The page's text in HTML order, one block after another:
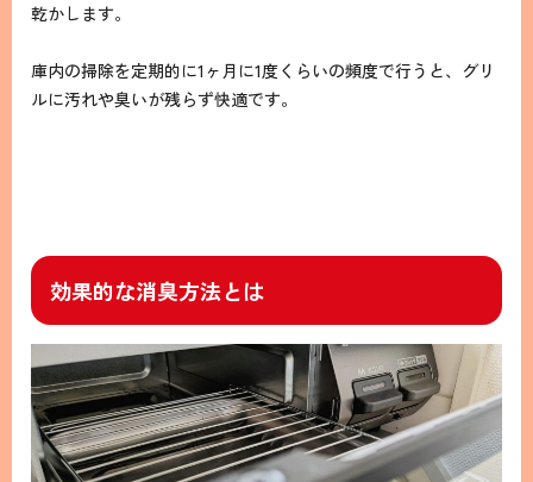
乾かします。
庫内の掃除を定期的に1ヶ月に1度くらいの頻度で行うと、グリ
ルに汚れや臭いが残らず快適です。
効果的な消臭方法とは